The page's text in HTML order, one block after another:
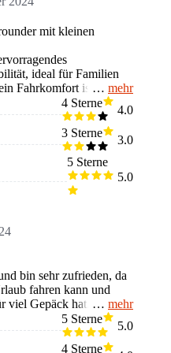
mit kleinen
ideal für Familien
Fahrkomfort ist solide,
neuesten Modelle.
hoch, besonders bei
Schwächen zählen
Probleme mit
bei den frühen
jedoch ein praktisches
mehr
4 Sterne
4.0
3 Sterne
3.0
5 Sterne
5.0
bin sehr zufrieden, da
fahren kann und
viel Gepäck hat.
mit wenigen
hineinlegen und
verbraucht auch nicht
mehr
5 Sterne
5.0
4 Sterne